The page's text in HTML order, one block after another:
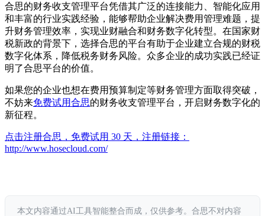
合思的财务收支管理平台凭借其广泛的连接能力、智能化应用
和丰富的行业实践经验，能够帮助企业解决费用管理难题，提
升财务管理效率，实现业财融合和财务数字化转型。在国家财
税新政的背景下，选择合思的平台有助于企业建立合规的财税
数字化体系，降低税务财务风险。众多企业的成功实践已经证
明了合思平台的价值。
如果您的企业也想在费用预算制定等财务管理方面取得突破，
不妨来免费试用合思的财务收支管理平台，开启财务数字化的
新征程。
点击注册合思，免费试用 30 天，注册链接：
http://www.hosecloud.com/
本文内容通过AI工具智能整合而成，仅供参考。合思不对内容